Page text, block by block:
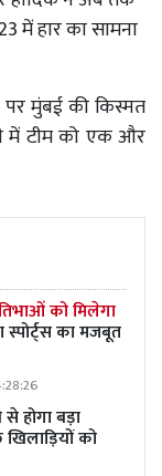
में हार का सामना
मुंबई की किस्मत
में टीम को एक और
को मिलेगा
स्पोर्ट्स का मजबूत
होगा बड़ा
को